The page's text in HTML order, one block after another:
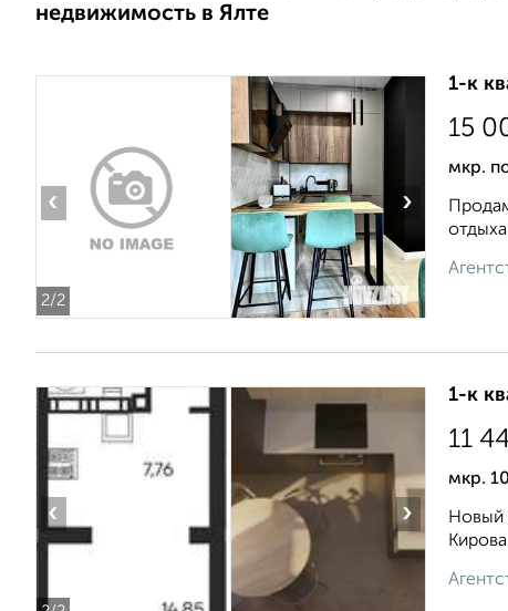
недвижимость в Ялте
2/2
‹ ›
1-к
15
мкр.
‹ ›
1-к
11
мкр.
Новый